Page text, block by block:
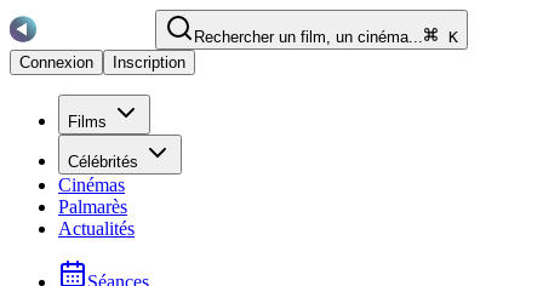
Rechercher un film, un cinéma...
K
Connexion
Inscription
Films
Célébrités
Cinémas
Palmarès
Actualités
Séances